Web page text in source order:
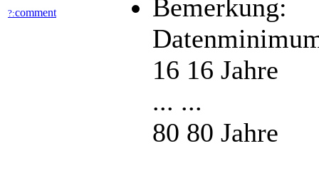
?:comment
Bemerkung:
16 16 Jahre
... ...
80 80 Jahre